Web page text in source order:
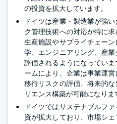
の投資を拡大しています。
ドイツは産業・製造業が強
ク管理技術への対応が特に
生産施設やサプライチェー
学、エンジニアリング、産
評価されるようになってい
ームにより、企業は事業運営
移行リスクの評価、将来的
リエンス構築が可能になりま
ドイツではサステナブルフ
資が拡大しており、市場シ